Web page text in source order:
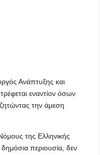
Ανάπτυξης και
εναντίον όσων
την άμεση
της Ελληνικής
περιουσία, δεν